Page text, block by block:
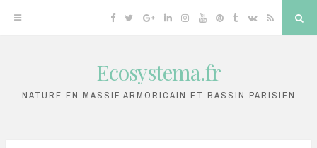
Facebook
TwitterGoogleLinkedinInstagram
YouTubePinterest
TumblrVK RSS
Ecosystema.fr
NATURE EN MASSIF ARMORICAIN ET BASSIN PARISIEN